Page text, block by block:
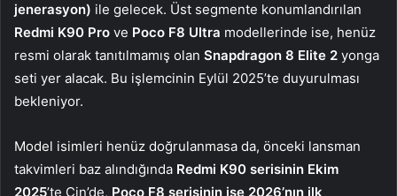
jenerasyon) ile gelecek. Üst segmente konumlandırılan
Redmi K90 Pro ve Poco F8 Ultra modellerinde ise, henüz
resmi olarak tanıtılmamış olan Snapdragon 8 Elite 2 yonga
seti yer alacak. Bu işlemcinin Eylül 2025’te duyurulması
bekleniyor.
Model isimleri henüz doğrulanmasa da, önceki lansman
takvimleri baz alındığında Redmi K90 serisinin Ekim
2025’te Çin’de, Poco F8 serisinin ise 2026’nın ilk